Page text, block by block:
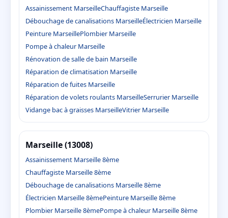
Assainissement MarseilleChauffagiste Marseille
Débouchage de canalisations MarseilleÉlectricien Marseille
Peinture MarseillePlombier Marseille
Pompe à chaleur Marseille
Rénovation de salle de bain Marseille
Réparation de climatisation Marseille
Réparation de fuites Marseille
Réparation de volets roulants MarseilleSerrurier Marseille
Vidange bac à graisses MarseilleVitrier Marseille
Marseille (13008)
Assainissement Marseille 8ème
Chauffagiste Marseille 8ème
Débouchage de canalisations Marseille 8ème
Électricien Marseille 8èmePeinture Marseille 8ème
Plombier Marseille 8èmePompe à chaleur Marseille 8ème